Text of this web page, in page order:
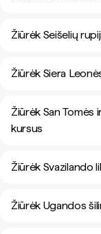
Žiūrėk Seišelių
Žiūrėk Siera
Žiūrėk San Tomės
kursus
Žiūrėk Svazilando
Žiūrėk Ugandos